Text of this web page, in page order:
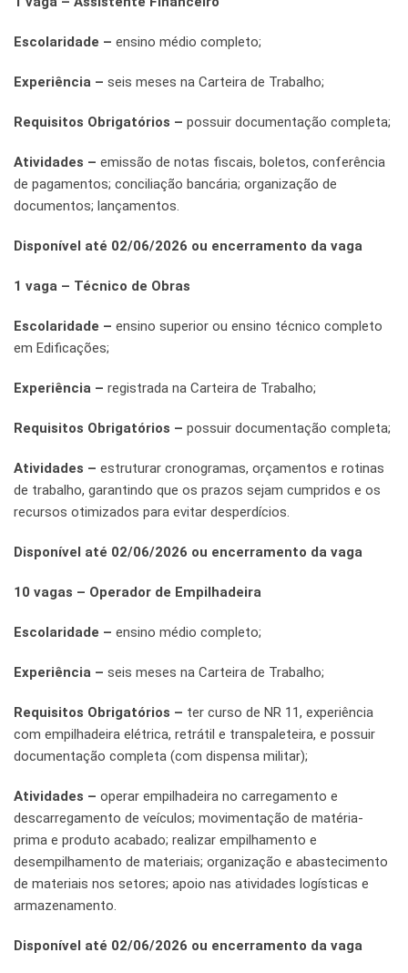
Escolaridade – ensino médio completo;
Experiência – seis meses na Carteira de Trabalho;
Requisitos Obrigatórios – possuir documentação completa;
Atividades – emissão de notas fiscais, boletos, conferência
de pagamentos; conciliação bancária; organização de
documentos; lançamentos.
Disponível até 02/06/2026 ou encerramento da vaga
1 vaga – Técnico de Obras
Escolaridade – ensino superior ou ensino técnico completo
em Edificações;
Experiência – registrada na Carteira de Trabalho;
Requisitos Obrigatórios – possuir documentação completa;
Atividades – estruturar cronogramas, orçamentos e rotinas
de trabalho, garantindo que os prazos sejam cumpridos e os
recursos otimizados para evitar desperdícios.
Disponível até 02/06/2026 ou encerramento da vaga
10 vagas – Operador de Empilhadeira
Escolaridade – ensino médio completo;
Experiência – seis meses na Carteira de Trabalho;
Requisitos Obrigatórios – ter curso de NR 11, experiência
com empilhadeira elétrica, retrátil e transpaleteira, e possuir
documentação completa (com dispensa militar);
Atividades – operar empilhadeira no carregamento e
descarregamento de veículos; movimentação de matéria-
prima e produto acabado; realizar empilhamento e
desempilhamento de materiais; organização e abastecimento
de materiais nos setores; apoio nas atividades logísticas e
armazenamento.
Disponível até 02/06/2026 ou encerramento da vaga